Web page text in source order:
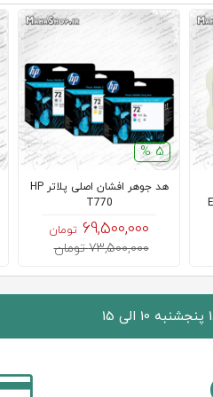
5 %
هد جوهر افشان اصلی پلاتر HP
T770
69,500,000 تومان
73,500,000 تومان